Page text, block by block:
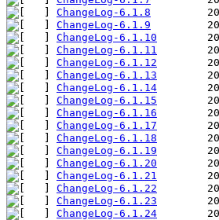
ChangeLog-6.1.8
ChangeLog-6.1.9
ChangeLog-6.1.10
ChangeLog-6.1.11
ChangeLog-6.1.12
ChangeLog-6.1.13
ChangeLog-6.1.14
ChangeLog-6.1.15
ChangeLog-6.1.16
ChangeLog-6.1.17
ChangeLog-6.1.18
ChangeLog-6.1.19
ChangeLog-6.1.20
ChangeLog-6.1.21
ChangeLog-6.1.22
ChangeLog-6.1.23
ChangeLog-6.1.24